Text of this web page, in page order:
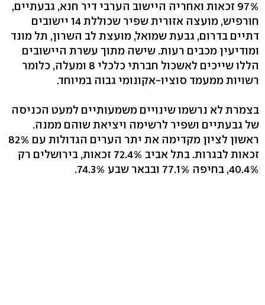
97% זכאות ואחריה היישוב הערבי דיר חנא, גבעתיים,
חורפיש, מועצה אזורית שפיר שכוללת 14 יישובים
דתיים בדרום, גבעת שמואל, מועצת לב השרון, תל מונד
ומודיעין מכבים רעות. שישה מתוך עשרת היישובים
הללו שייכים לאשכול חברתי כלכלי 8 ומעלה, כלומר
רשויות ממעמד סוציו-אקונומי גבוה במיוחד.
בצמרת לא נרשמו שינויים משמעותיים למעט הכניסה
של גבעתיים ושפיר לרשימה ויציאת שוהם ממנה.
ראשון לציון מקדימה את יתר הערים הגדולות עם 82%
זכאות לבגרות. בתל אביב 72.4% זכאות, בירושלים רק
40.4%, בחיפה 77.1% ובבאר שבע 74.3%.